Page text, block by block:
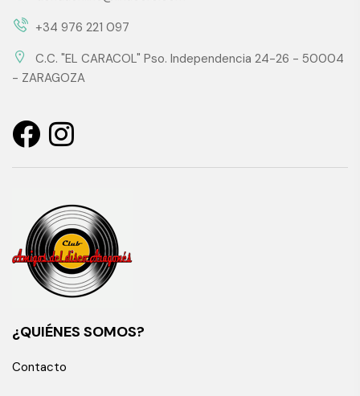
+34 976 221 097
C.C. "EL CARACOL" Pso. Independencia 24-26 - 50004
- ZARAGOZA
¿QUIÉNES SOMOS?
Contacto